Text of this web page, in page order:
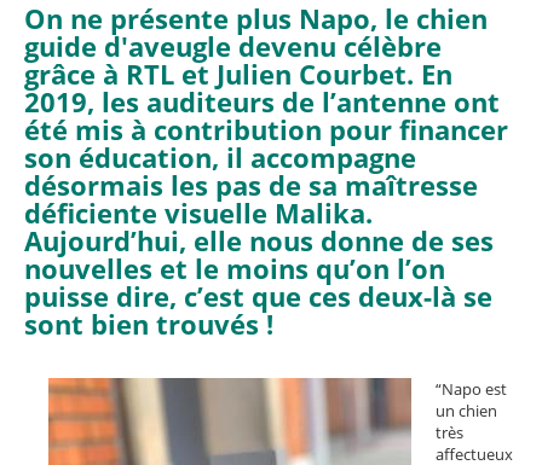
On ne présente plus Napo, le chien
guide d'aveugle devenu célèbre
grâce à RTL et Julien Courbet. En
2019, les auditeurs de l’antenne ont
été mis à contribution pour financer
son éducation, il accompagne
désormais les pas de sa maîtresse
déficiente visuelle Malika.
Aujourd’hui, elle nous donne de ses
nouvelles et le moins qu’on l’on
puisse dire, c’est que ces deux-là se
sont bien trouvés !
“Napo est
un chien
très
affectueux